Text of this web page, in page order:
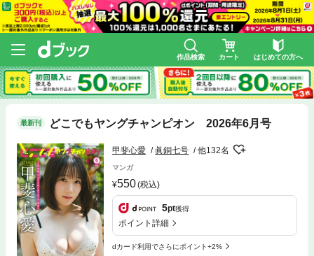
作品検索 カート はじめての方へ
最新刊 どこでもヤングチャンピオン 2026年6月号
甲斐心愛 眞銅七号 他132名
マンガ
550(税込)
5pt獲得
ポイント詳細
dカード利用でさらにポイント+2%